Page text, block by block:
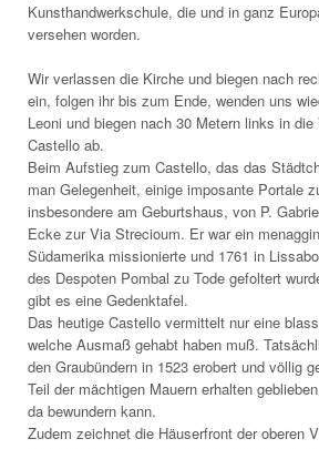
Kunsthandwerkschule, die und in ganz
versehen worden.
Wir verlassen die Kirche und biegen nach
ein, folgen ihr bis zum Ende, wenden uns
Leoni und biegen nach 30 Metern links in
Castello ab.
Beim Aufstieg zum Castello, das das
man Gelegenheit, einige imposante Portale
insbesondere am Geburtshaus, von P.
Ecke zur Via Strecioum. Er war ein
Südamerika missionierte und 1761 in
des Despoten Pombal zu Tode gefoltert
gibt es eine Gedenktafel.
Das heutige Castello vermittelt nur eine
welche Ausmaß gehabt haben muß.
den Graubündern in 1523 erobert und völlig
Teil der mächtigen Mauern erhalten
da bewundern kann.
Zudem zeichnet die Häuserfront der oberen